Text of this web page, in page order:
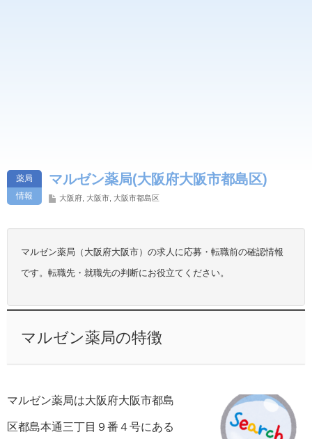
薬局
情報
マルゼン薬局(大阪府大阪市都島区)
大阪府 大阪市 大阪市都島区
マルゼン薬局（大阪府大阪市）の求人に応募・転職前の確認情報
です。転職先・就職先の判断にお役立てください。
マルゼン薬局の特徴
マルゼン薬局は大阪府大阪市都島
区都島本通三丁目９番４号にある